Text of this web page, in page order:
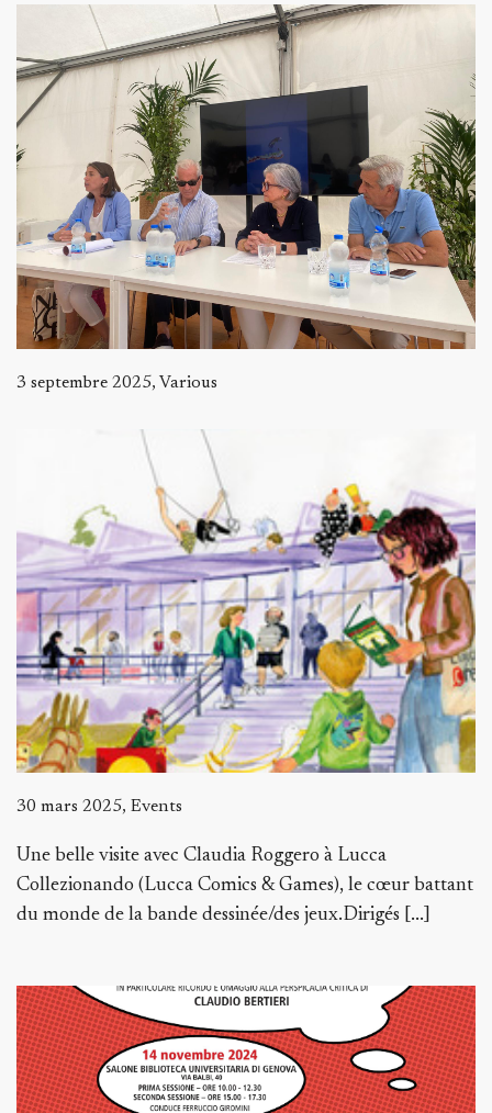
3 septembre 2025, Various
30 mars 2025, Events
Une belle visite avec Claudia Roggero à Lucca
Collezionando (Lucca Comics & Games), le cœur battant
du monde de la bande dessinée/des jeux.Dirigés [...]